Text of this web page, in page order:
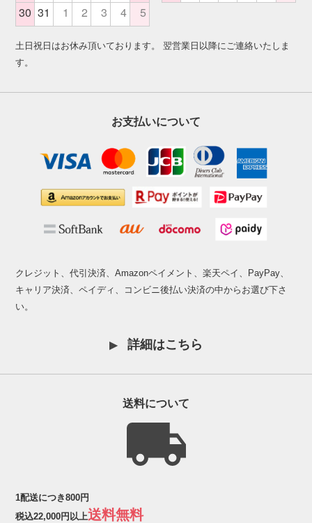
土日祝日はお休み頂いております。 翌営業日以降にご連絡いたしま
す。
お支払いについて
クレジット、代引決済、Amazonペイメント、楽天ペイ、PayPay、
キャリア決済、ペイディ、コンビニ後払い決済の中からお選び下さ
い。
詳細はこちら
送料について
1配送につき800円
税込22,000円以上送料無料